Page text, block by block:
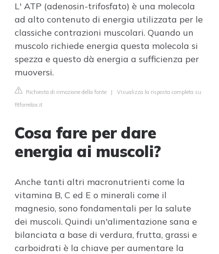
L' ATP (adenosin-trifosfato) è una molecola
ad alto contenuto di energia utilizzata per le
classiche contrazioni muscolari. Quando un
muscolo richiede energia questa molecola si
spezza e questo dà energia a sufficienza per
muoversi.
Richiesta di rimozione della fonte | Visualizza la risposta completa su
fitforrelax.it
Cosa fare per dare
energia ai muscoli?
Anche tanti altri macronutrienti come la
vitamina B, C ed E o minerali come il
magnesio, sono fondamentali per la salute
dei muscoli. Quindi un'alimentazione sana e
bilanciata a base di verdura, frutta, grassi e
carboidrati è la chiave per aumentare la